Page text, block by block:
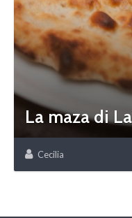
La maza di
Cecilia